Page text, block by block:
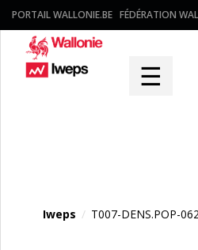
PORTAIL WALLONIE.BE FÉDÉRATION
☰
Iweps / T007-DENS.POP-